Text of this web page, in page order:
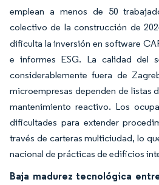
emplean a menos de 50
colectivo de la construcción de
dificulta la inversión en software
e informes ESG. La calidad del
considerablemente fuera de
microempresas dependen de listas
mantenimiento reactivo. Los
dificultades para extender
través de carteras multiciudad, lo
nacional de prácticas de edificios
Baja madurez tecnológica